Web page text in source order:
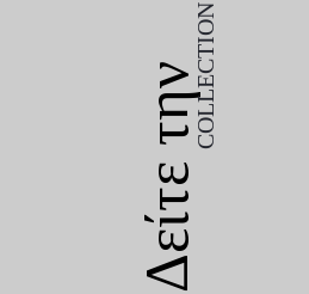
Δείτε τηνCOLLECTION